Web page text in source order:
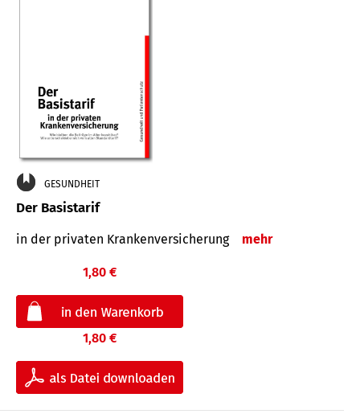
GESUNDHEIT
Der Basistarif
in der privaten Kran­ken­ver­siche­rung mehr
1,80 €
1,80 €